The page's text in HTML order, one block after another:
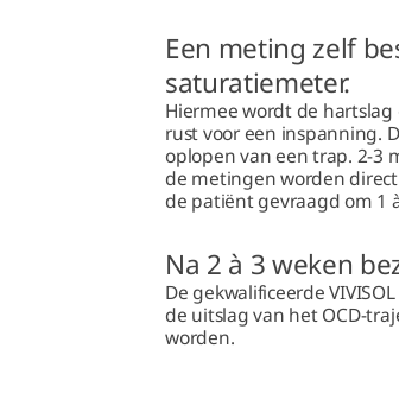
Een meting zelf
saturatiemeter.
Hiermee wordt de
rust voor een inspanning.
oplopen van een trap. 2-3
de metingen worden
de patiënt gevraagd om 1
Na 2 à 3 weken
De gekwalificeerde
de uitslag van het OCD-
worden.